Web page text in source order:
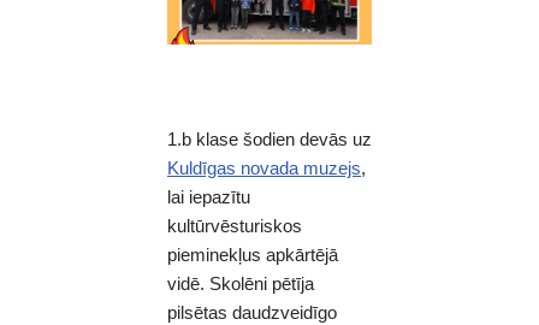
1.b klase šodien devās uz
Kuldīgas novada muzejs,
lai iepazītu
kultūrvēsturiskos
pieminekļus apkārtējā
vidē. Skolēni pētīja
pilsētas daudzveidīgo